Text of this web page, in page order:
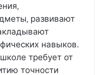
развивают
навыков.
требует от
точности